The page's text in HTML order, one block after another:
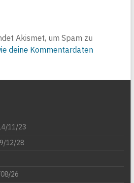
Akismet, um Spam zu
deine Kommentardaten
11/23
12/28
26